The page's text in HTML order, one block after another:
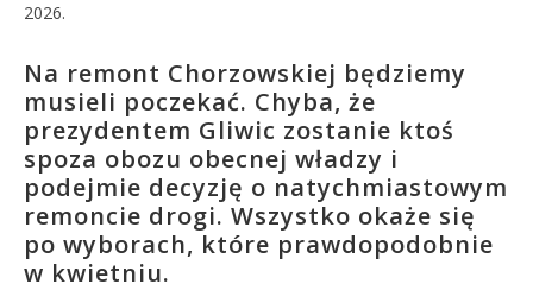
2026.
Na remont Chorzowskiej będziemy
musieli poczekać. Chyba, że
prezydentem Gliwic zostanie ktoś
spoza obozu obecnej władzy i
podejmie decyzję o natychmiastowym
remoncie drogi. Wszystko okaże się
po wyborach, które prawdopodobnie
w kwietniu.